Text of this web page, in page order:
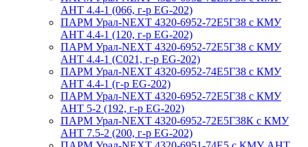
АНТ 4.4-1 (066, г-р EG-202)
ПАРМ Урал-NEXT 4320-6952-72Е5Г38 с КМУ
АНТ 4.4-1 (120, г-р EG-202)
ПАРМ Урал-NEXT 4320-6952-72Е5Г38 с КМУ
АНТ 4.4-1 (С021, г-р EG-202)
ПАРМ Урал-NEXT 4320-6952-74Е5Г38 с КМУ
АНТ 4.4-1 (г-р EG-202)
ПАРМ Урал-NEXT 4320-6952-72Е5Г38 с КМУ
АНТ 5-2 (192, г-р EG-202)
ПАРМ Урал-NEXT 4320-6952-72Е5Г38К с КМУ
АНТ 7.5-2 (200, г-р EG-202)